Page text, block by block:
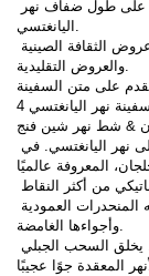
اليانغتسي.
والعروض التقليدية.
& شط نهر شين فنج
وأجواءها الغامضة.